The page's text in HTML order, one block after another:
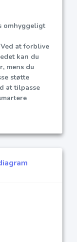
omhyggeligt
at forblive
kan du
mens du
støtte
at tilpasse